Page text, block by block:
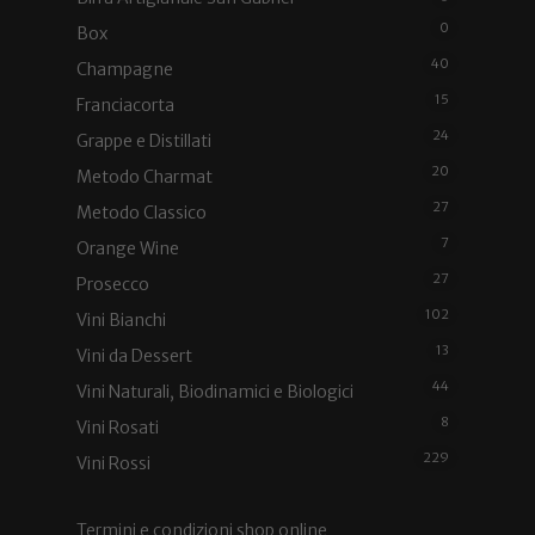
Box 0
Champagne 40
Franciacorta 15
Grappe e Distillati 24
Metodo Charmat 20
Metodo Classico 27
Orange Wine 7
Prosecco 27
Vini Bianchi 102
Vini da Dessert 13
Vini Naturali, Biodinamici e Biologici 44
Vini Rosati 8
Vini Rossi 229
Termini e condizioni shop online